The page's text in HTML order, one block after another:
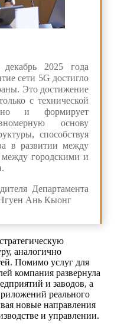
2025 года
сети 5G достигло
Это достижение
с технической
и формирует
основу
способствуя
в развитии между
городскими и
Департамента
Ань Кыонг
аналогично
Помимо услуг для
компания развернула
и заводов, а
реального
новые направления
и управлении.